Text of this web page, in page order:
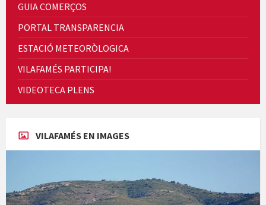
Cicle de Cine i Dones rurals
GUIA COMERÇOS
PORTAL TRANSPARENCIA
ESTACIÓ METEORÒLOGICA
VILAFAMÉS PARTICIPA!
VIDEOTECA PLENS
VILAFAMÉS EN IMAGES